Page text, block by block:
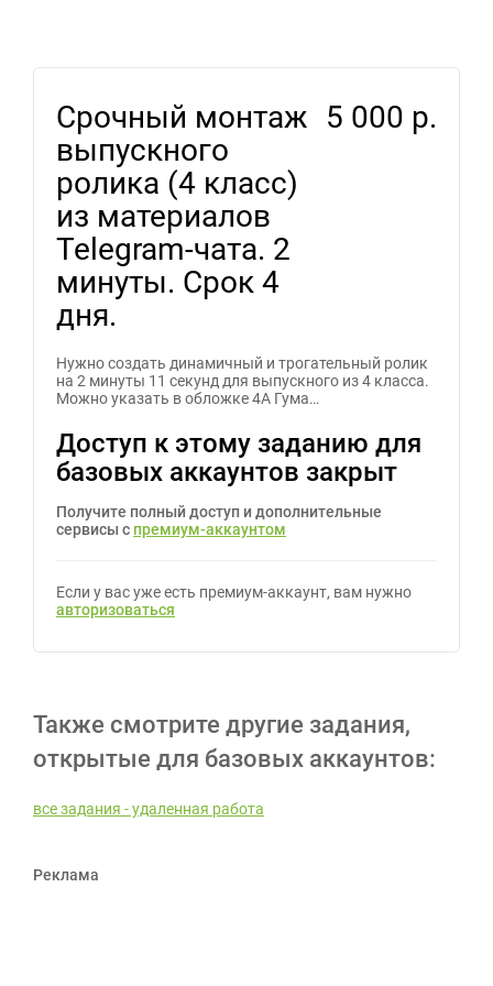
Срочный монтаж
выпускного
ролика (4 класс)
из материалов
Telegram-чата. 2
минуты. Срок 4
дня.
5 000 р.
Нужно создать динамичный и трогательный ролик
на 2 минуты 11 секунд для выпускного из 4 класса.
Можно указать в обложке 4А Гума…
Доступ к этому заданию для
базовых аккаунтов закрыт
Получите полный доступ и дополнительные
сервисы с премиум-аккаунтом
Если у вас уже есть премиум-аккаунт, вам нужно
авторизоваться
Также смотрите другие задания,
открытые для базовых аккаунтов:
все задания - удаленная работа
Реклама